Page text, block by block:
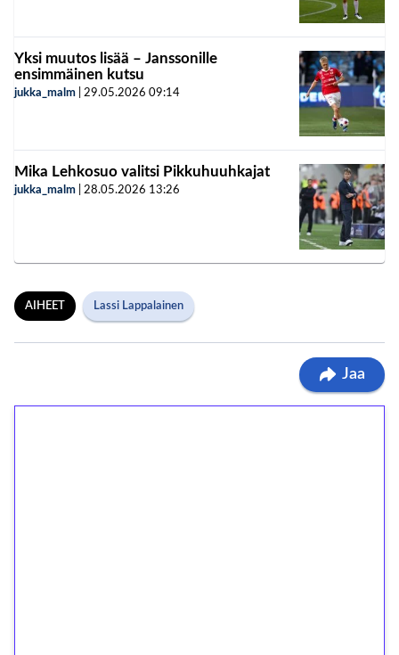
Yksi muutos lisää – Janssonille
ensimmäinen kutsu
jukka_malm 29.05.2026 09:14
Mika Lehkosuo valitsi Pikkuhuuhkajat
jukka_malm 28.05.2026 13:26
AIHEET Lassi Lappalainen
Jaa